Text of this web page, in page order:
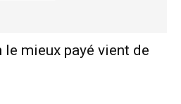
mieux payé vient de